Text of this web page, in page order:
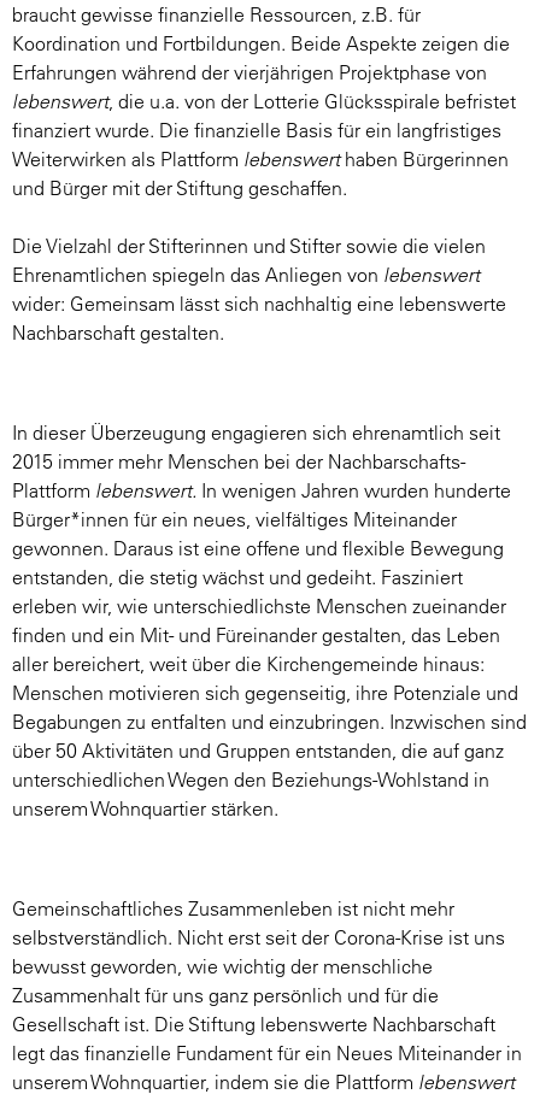
braucht gewisse finanzielle Ressourcen, z.B. für
Koordination und Fortbildungen. Beide Aspekte zeigen die
Erfahrungen während der vierjährigen Projektphase von
lebenswert, die u.a. von der Lotterie Glücksspirale befristet
finanziert wurde. Die finanzielle Basis für ein langfristiges
Weiterwirken als Plattform lebenswerthaben Bürgerinnen
und Bürger mit der Stiftung geschaffen.
Die Vielzahl der Stifterinnen und Stifter sowie die vielen
Ehrenamtlichen spiegeln das Anliegen von lebenswert
wider: Gemeinsam lässt sich nachhaltig eine lebenswerte
Nachbarschaft gestalten.
In dieser Überzeugung engagieren sich ehrenamtlich seit
2015 immer mehr Menschen bei der Nachbarschafts-
Plattform lebenswert. In wenigen Jahren wurden hunderte
Bürger*innen für ein neues, vielfältiges Miteinander
gewonnen. Daraus ist eine offene und flexible Bewegung
entstanden, die stetig wächst und gedeiht. Fasziniert
erleben wir, wie unterschiedlichste Menschen zueinander
finden und ein Mit- und Füreinander gestalten, das Leben
aller bereichert, weit über die Kirchengemeinde hinaus:
Menschen motivieren sich gegenseitig, ihre Potenziale und
Begabungen zu entfalten und einzubringen. Inzwischen sind
über 50 Aktivitäten und Gruppen entstanden, die auf ganz
unterschiedlichen Wegen den Beziehungs-Wohlstand in
unserem Wohnquartier stärken.
Gemeinschaftliches Zusammenleben ist nicht mehr
selbstverständlich. Nicht erst seit der Corona-Krise ist uns
bewusst geworden, wie wichtig der menschliche
Zusammenhalt für uns ganz persönlich und für die
Gesellschaft ist. Die Stiftung lebenswerte Nachbarschaft
legt das finanzielle Fundament für ein Neues Miteinander in
unserem Wohnquartier, indem sie die Plattform lebenswert